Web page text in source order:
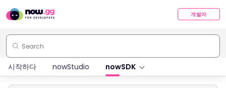
개발자
시작하다 nowStudio nowSDK